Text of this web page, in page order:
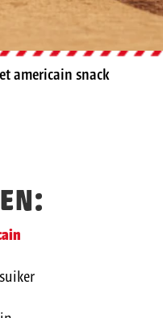
americain snack